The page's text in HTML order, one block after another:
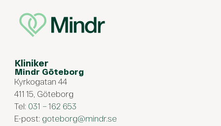
Kliniker
Mindr Göteborg
Kyrkogatan 44
411 15, Göteborg
Tel: 031 – 162 653
E-post: goteborg@mindr.se